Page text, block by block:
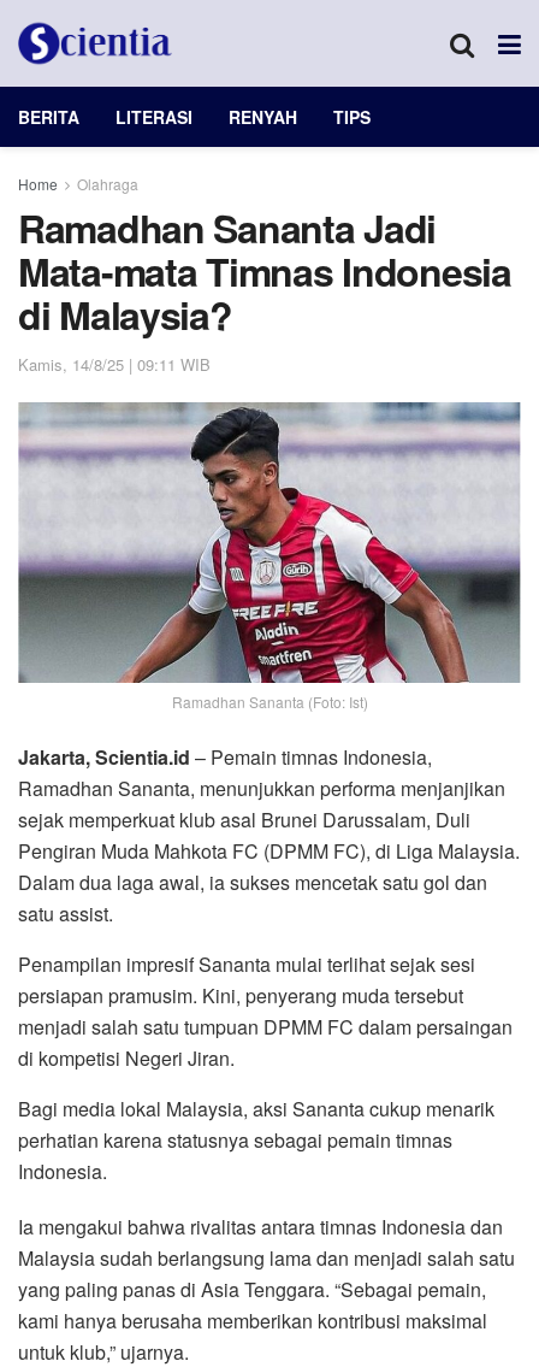
BERITA LITERASI RENYAH TIPS
Home Olahraga
Ramadhan Sananta Jadi
Mata-mata Timnas Indonesia
di Malaysia?
Kamis, 14/8/25 | 09:11 WIB
Ramadhan Sananta (Foto: Ist)
Jakarta, Scientia.id – Pemain timnas Indonesia,
Ramadhan Sananta, menunjukkan performa menjanjikan
sejak memperkuat klub asal Brunei Darussalam, Duli
Pengiran Muda Mahkota FC (DPMM FC), di Liga Malaysia.
Dalam dua laga awal, ia sukses mencetak satu gol dan
satu assist.
Penampilan impresif Sananta mulai terlihat sejak sesi
persiapan pramusim. Kini, penyerang muda tersebut
menjadi salah satu tumpuan DPMM FC dalam persaingan
di kompetisi Negeri Jiran.
Bagi media lokal Malaysia, aksi Sananta cukup menarik
perhatian karena statusnya sebagai pemain timnas
Indonesia.
Ia mengakui bahwa rivalitas antara timnas Indonesia dan
Malaysia sudah berlangsung lama dan menjadi salah satu
yang paling panas di Asia Tenggara. “Sebagai pemain,
kami hanya berusaha memberikan kontribusi maksimal
untuk klub,” ujarnya.